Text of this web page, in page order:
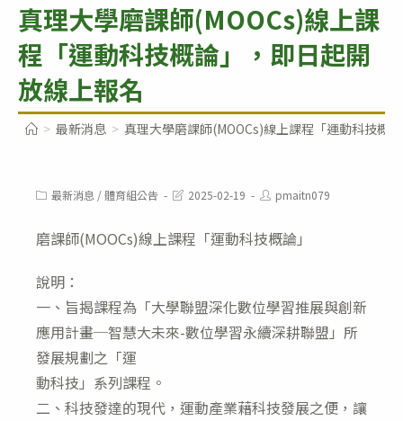
真理大學磨課師(MOOCs)線上課
程「運動科技概論」，即日起開
放線上報名
> 最新消息 > 真理大學磨課師(MOOCs)線上課程「運動科技概
Post最新消息 /體育組公告
Post2025-02-19
Post
author:
pmaitn079
磨課師(MOOCs)線上課程「運動科技概論」
說明：
一、旨揭課程為「大學聯盟深化數位學習推展與創新
應用計畫─智慧大未來-數位學習永續深耕聯盟」所
發展規劃之「運
動科技」系列課程。
二、科技發達的現代，運動產業藉科技發展之便，讓